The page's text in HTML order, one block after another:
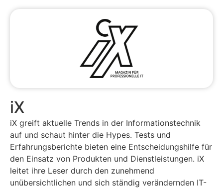
iX
iX greift aktuelle Trends in der Informationstechnik
auf und schaut hinter die Hypes. Tests und
Erfahrungsberichte bieten eine Entscheidungshilfe für
den Einsatz von Produkten und Dienstleistungen. iX
leitet ihre Leser durch den zunehmend
unübersichtlichen und sich ständig verändernden IT-